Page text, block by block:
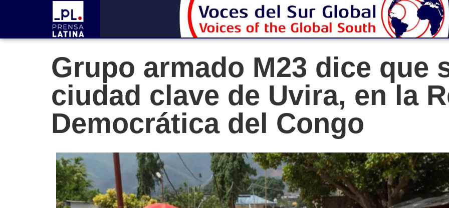
Grupo armado M23 dice que
ciudad clave de Uvira, en la
Democrática del Congo